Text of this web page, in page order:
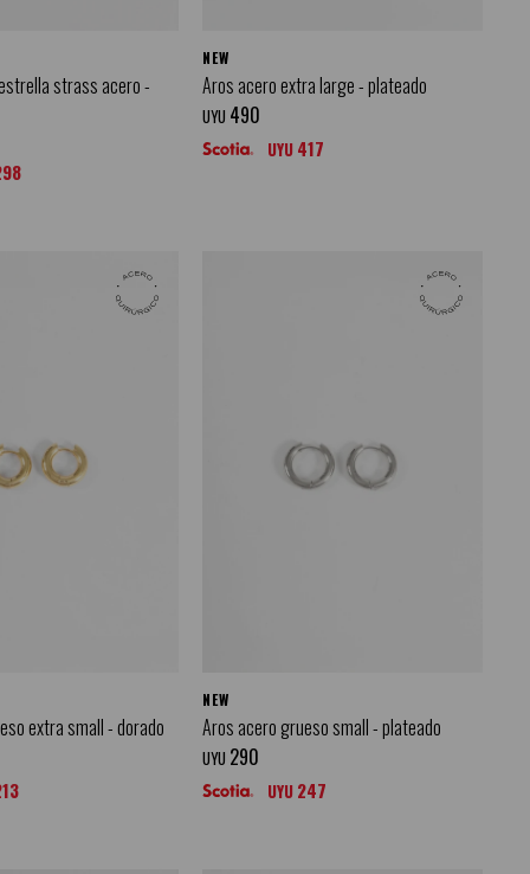
strass acero -
NEW
Aros acero extra large - plateado
UYU 490
UYU 417
extra small - dorado
NEW
Aros acero grueso small - plateado
UYU 290
UYU 247